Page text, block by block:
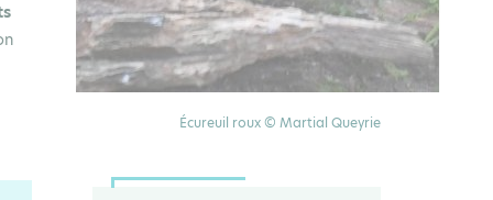
Écureuil roux © Martial Queyrie